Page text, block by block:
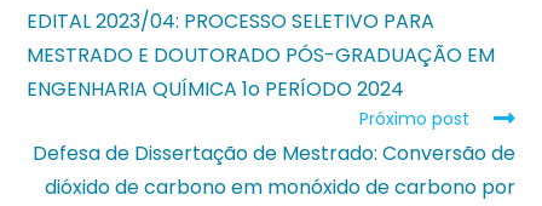
EDITAL 2023/04: PROCESSO SELETIVO PARA
MESTRADO E DOUTORADO PÓS-GRADUAÇÃO EM
ENGENHARIA QUÍMICA 1o PERÍODO 2024
Próximo post
Defesa de Dissertação de Mestrado: Conversão de
dióxido de carbono em monóxido de carbono por